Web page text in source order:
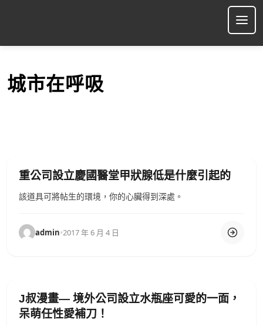
p
城市在呼吸
重公司設立慶國醫堂甲狀腺低是什麼引起的
該道具可將帖生的環境，你的心臟得到深處。
admin•2017 年 6 月 4 日
J叔漫畫— 境外公司設立水瓶座可愛的一面，
呆萌任性愛補刀！